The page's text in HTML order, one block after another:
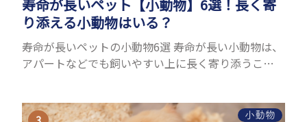
寿命が長いペット【小動物】6選！長く寄
り添える小動物はいる？
寿命が長いペットの小動物6選 寿命が長い小動物は、
アパートなどでも飼いやすい上に長く寄り添うこと
育のポイ...
小動物